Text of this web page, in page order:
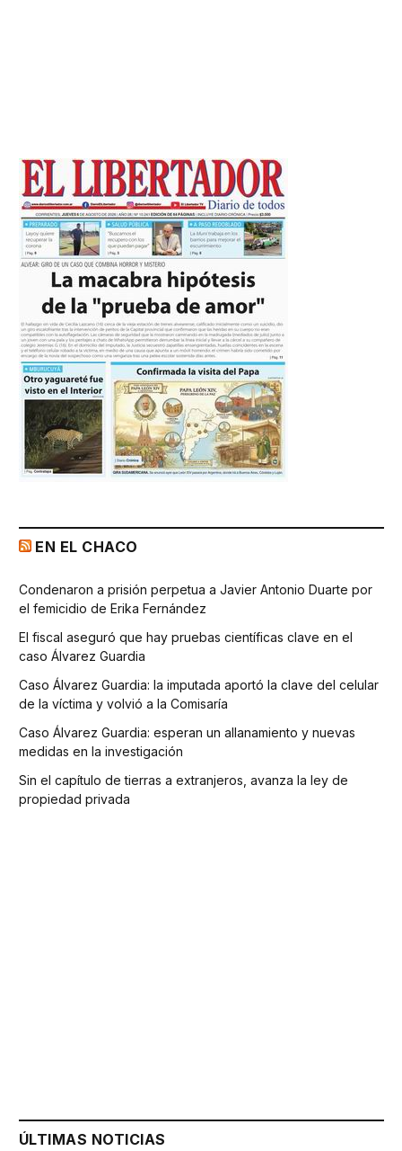
EN EL CHACO
Condenaron a prisión perpetua a Javier Antonio Duarte por
el femicidio de Erika Fernández
El fiscal aseguró que hay pruebas científicas clave en el
caso Álvarez Guardia
Caso Álvarez Guardia: la imputada aportó la clave del celular
de la víctima y volvió a la Comisaría
Caso Álvarez Guardia: esperan un allanamiento y nuevas
medidas en la investigación
Sin el capítulo de tierras a extranjeros, avanza la ley de
propiedad privada
ÚLTIMAS NOTICIAS